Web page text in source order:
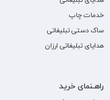
خدمات چاپ
ساک دستی تبلیغاتی
هدایای تبلیغاتی ارزان
راهـنمای خرید